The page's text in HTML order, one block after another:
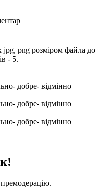
jpg, png розміром файла до
- 5.
- добре- відмінно
- добре- відмінно
- добре- відмінно
премодерацію.